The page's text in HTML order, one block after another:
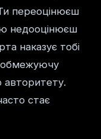
переоцінюєш
недооцінюєш
наказує тобі
авторитету.
стає